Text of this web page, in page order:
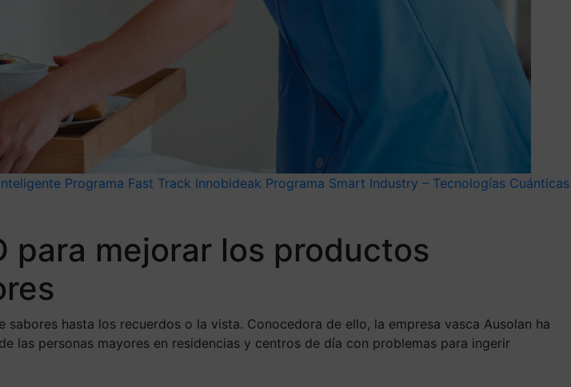
Programa Fast Track Innobideak Programa Smart Industry – Tecnologías Cuánticas
para mejorar los productos
hasta los recuerdos o la vista. Conocedora de ello, la empresa vasca Ausolan ha
las personas mayores en residencias y centros de día con problemas para ingerir